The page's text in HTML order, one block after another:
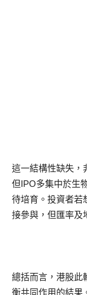
這一結構性缺失，
但IPO多集中於生
待培育。投資者若
接參與，但匯率及
總括而言，港股此
衡共同作用的結果